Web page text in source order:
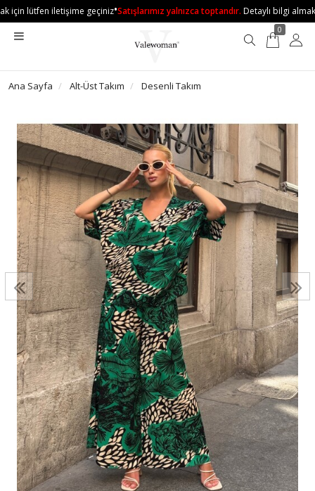
için lütfen iletişime geçiniz•Satışlarımız yalnızca toptandır.Detaylı bilgi almak
0
Ana Sayfa Alt-Üst Takım Desenli Takım